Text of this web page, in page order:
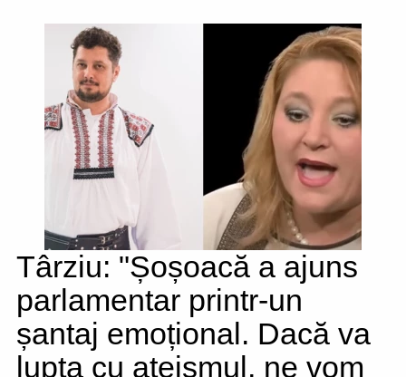
Târziu: "Șoșoacă a ajuns
parlamentar printr-un
șantaj emoțional. Dacă va
lupta cu ateismul, ne vom